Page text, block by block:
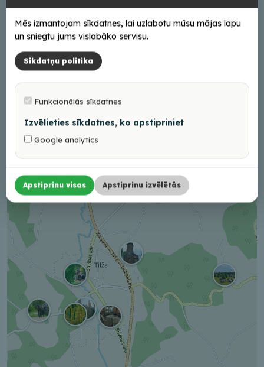
Saimniecība “Kaņepīte
−
Mēs izmantojam sīkdatnes, lai uzlabotu mūsu mājas lapu
un sniegtu jums vislabāko servisu.
Sīkdatņu politika
Funkcionālās sīkdatnes
Izvēlieties sīkdatnes, ko apstipriniet
Google analytics
Apstiprinu visas Apstiprinu izvēlētās